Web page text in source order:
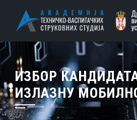
ИЗБОР
ИЗЛАЗНУ